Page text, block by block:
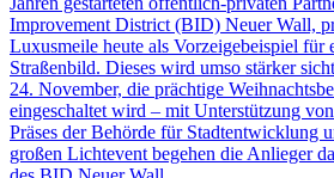
Improvement District (BID) Neuer Wall,
Luxusmeile heute als Vorzeigebeispiel für
Straßenbild. Dieses wird umso stärker
24. November, die prächtige
eingeschaltet wird – mit Unterstützung
Präses der Behörde für Stadtentwicklung
großen Lichtevent begehen die Anlieger